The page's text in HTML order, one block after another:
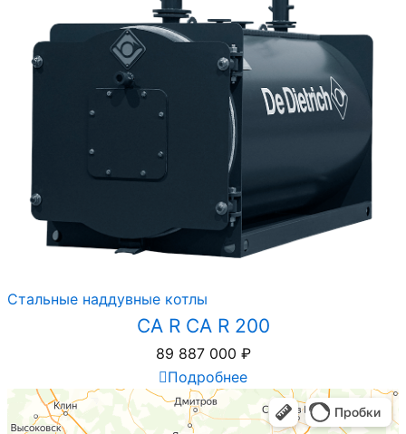
Стальные наддувные котлы
CA R CA R 200
89 887 000 ₽
Подробнее